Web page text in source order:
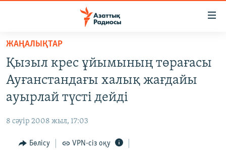
Skip
main
content
Skip
to
main
Navigation
САЯСАТ
AZATTYQTV
АДАМ ҚҰҚЫҚТАРЫ
ӘЛЕУМЕТ
ЖАҢАЛЫҚТАР
Қызыл крес ұйымының төрағасы
Ауғанстандағы халық жағдайы
ауырлай түсті дейді
8 сәуір 2008 жыл, 17:03
Бөлісу VPN-сіз оқу